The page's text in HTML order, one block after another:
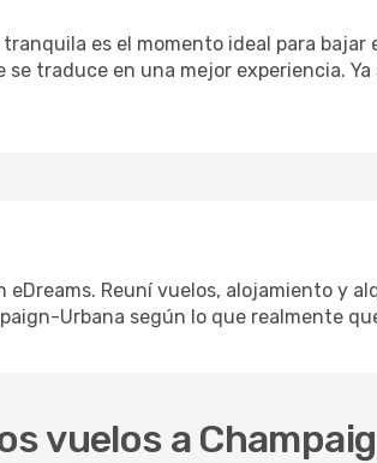
es el momento ideal para
traduce en una mejor experiencia.
Reuní vuelos, alojamiento y
Urbana según lo que realmente
vuelos a